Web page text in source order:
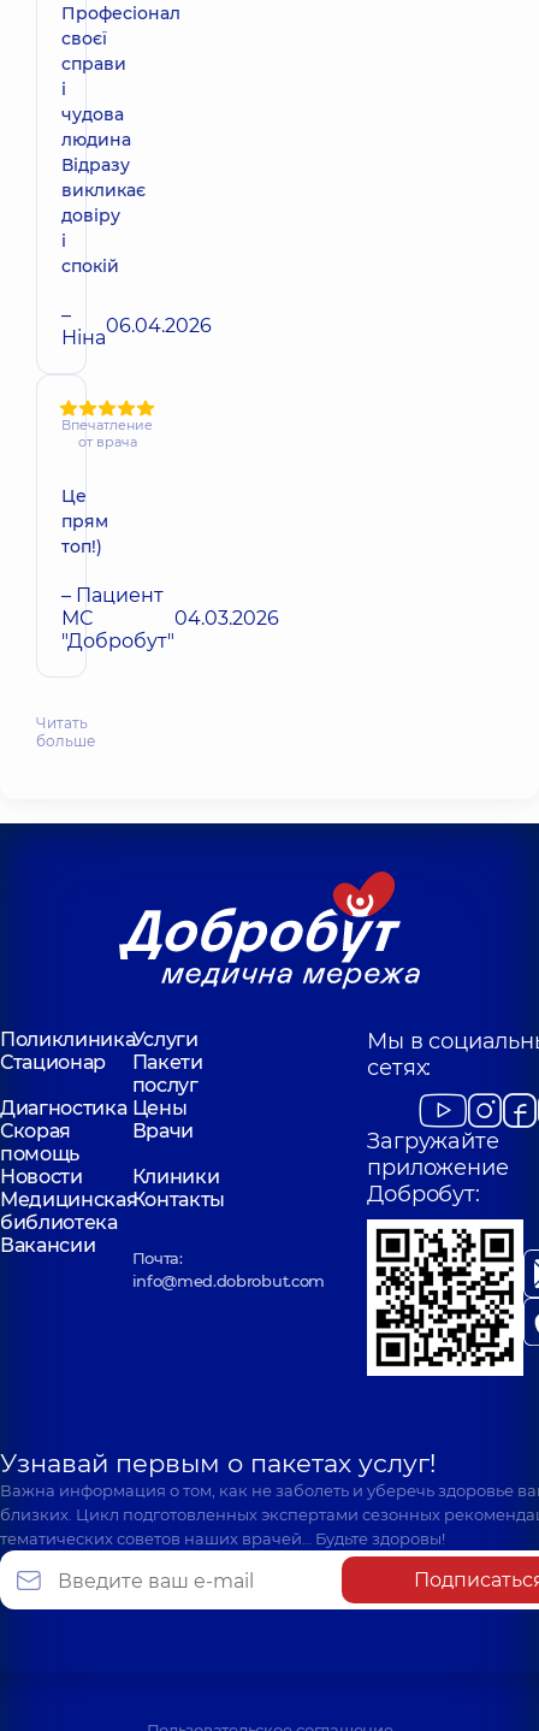
Професіонал
своєї
справи
і
чудова
людина
Відразу
викликає
довіру
і
спокій
–
Ніна06.04.2026
Впечатление
от врача
Це
прям
топ!)
– Пациент
МС
"Добробут"
04.03.2026
Читать
больше
ПоликлиникаУслуги
Стационар
Пакети
послуг
Диагностика Цены
Скорая
помощь
Врачи
Новости
Клиники
Медицинская
библиотека
Контакты
Вакансии
Почта:
info@med.dobrobut.com
Мы в
сетях:
Загружайте
приложение
Добробут:
Узнавай первым о пакетах услуг!
Важна информация о том, как не заболеть и уберечь здоровье
близких. Цикл подготовленных экспертами сезонных
тематических советов наших врачей… Будьте здоровы!